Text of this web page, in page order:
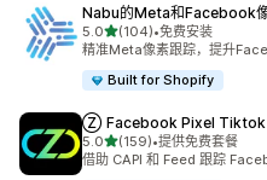
Nabu的Meta和Facebook
5.0星（满分 5 星）
(104)
总共 104 条评论
•免费安装
精准Meta像素跟踪，提升
Built for Shopify
Ⓩ Facebook Pixel Tiktok
5.0星（满分 5 星）
(159)
总共 159 条评论
•提供免费套餐
借助 CAPI 和 Feed 跟踪